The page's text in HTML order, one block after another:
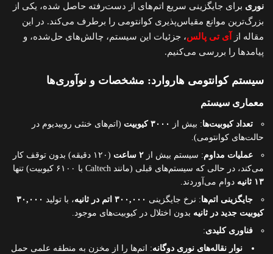
نوری برای جایگزینی سریع اتم‌های از دست‌رفته حاصل شده، یکی از
بزرگ‌ترین موانع مقیاس‌پذیری کوانتومی را برطرف می‌کند. در این
مقاله از
آی تی پالس، جزئیات این سیستم، چالش‌های حل‌شده، و
پیامدها را بررسی می‌کنیم.
سیستم کوانتومی هاروارد: مشخصات و نوآوری‌ها
معماری سیستم
تعداد کیوبیت‌ها: بیش از ۳۰۰۰ کیوبیت
(اتم‌های خنثی روبیدیوم در
حالت‌های کوانتومی).
عملیات مداوم: سیستم بیش از۲ ساعت
(۱۲۰ دقیقه) بدون توقف کار
می‌کند، در حالی که سیستم‌های قبلی (مانند Caltech با ۶۱۰۰ کیوبیت) تنها
۱۳ ثانیه
دوام می‌آوردند.
جایگزینی اتم‌ها: نرخ جایگزینی ۳۰۰,۰۰۰ اتم در ثانیه ، با تولید ۳۰,۰۰۰
کیوبیت جدید در ثانیه بدون اختلال در کیوبیت‌های موجود.
فناوری کلیدی:
نوار نقاله‌های نوری دوگانه: اتم‌ها را از مخزن به منطقه علمی حمل